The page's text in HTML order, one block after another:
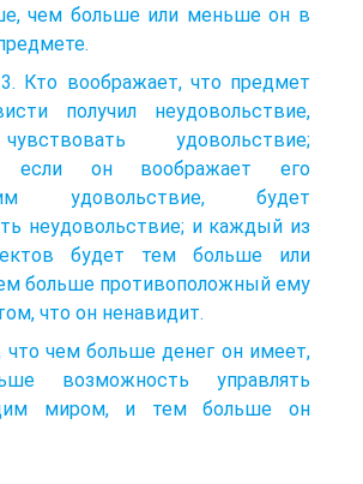
чем больше или меньше он в
Кто воображает, что предмет
получил неудовольствие,
удовольствие;
если он воображает его
удовольствие, будет
неудовольствие; и каждый из
будет тем больше или
больше противоположный ему
что он ненавидит.
что чем больше денег он имеет,
возможность управлять
миром, и тем больше он